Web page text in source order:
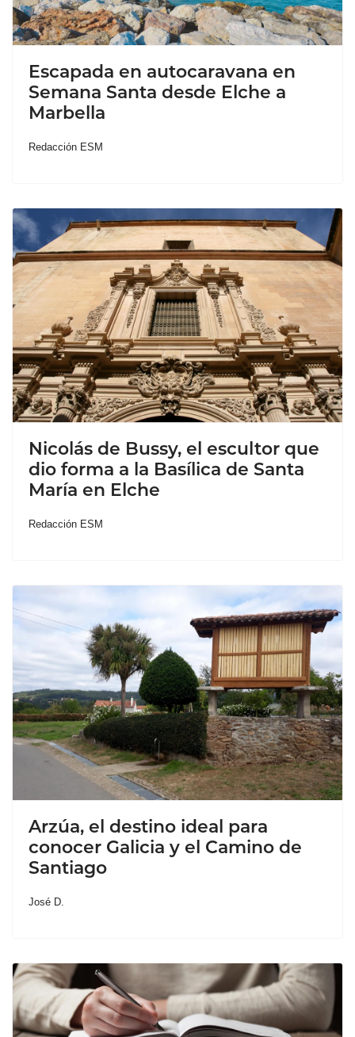
Escapada en autocaravana en
Semana Santa desde Elche a
Marbella
Redacción ESM
Nicolás de Bussy, el escultor que
dio forma a la Basílica de Santa
María en Elche
Redacción ESM
Arzúa, el destino ideal para
conocer Galicia y el Camino de
Santiago
José D.